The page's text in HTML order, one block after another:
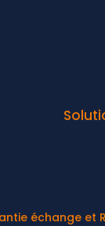
échange et